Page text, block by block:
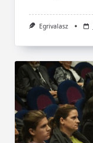
Egrivalasz